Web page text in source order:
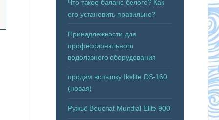
Что такое баланс белого? Как
его установить правильно?
Принадлежности для
профессионального
водолазного оборудования
продам вспышку Ikelite DS-160
(новая)
Ружьё Beuchat Mundial Elite 900